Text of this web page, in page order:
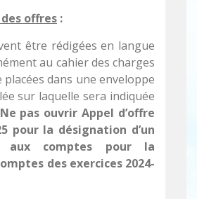
offres :
être rédigées en langue
au cahier des charges
dans une enveloppe
sur laquelle sera indiquée
Ne pas ouvrir Appel d’offre
pour la désignation d’un
aux comptes pour la
des exercices 2024-